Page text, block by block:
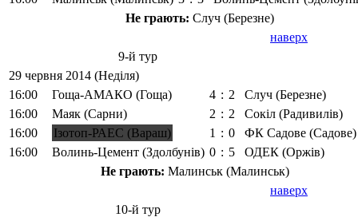
Не грають: Случ (Березне)
наверх
9-й тур
29 червня 2014 (Неділя)
16:00
Гоща-АМАКО (Гоща) 4 : 2
Случ (Березне)
16:00
Маяк (Сарни) 2 : 2
Сокіл (Радивилів)
16:00
Ізотоп-РАЕС (Вараш) 1 : 0
ФК Садове (Садове)
16:00
Волинь-Цемент (Здолбунів) 0 : 5
ОДЕК (Оржів)
Не грають: Малинськ (Малинськ)
наверх
10-й тур